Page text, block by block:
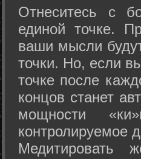
Отнеситесь с
единой точке.
ваши мысли
точки. Но, если
точке после
концов станет
мощности
контролируемое
Медитировать